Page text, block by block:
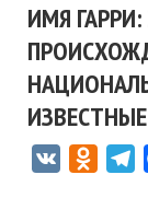
ИМЯ
VK